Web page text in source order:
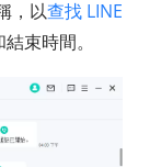
，以查找 LINE
束時間。